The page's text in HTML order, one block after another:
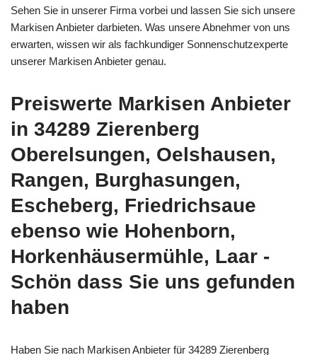
Sehen Sie in unserer Firma vorbei und lassen Sie sich unsere
Markisen Anbieter darbieten. Was unsere Abnehmer von uns
erwarten, wissen wir als fachkundiger Sonnenschutzexperte
unserer Markisen Anbieter genau.
Preiswerte Markisen Anbieter
in 34289 Zierenberg
Oberelsungen, Oelshausen,
Rangen, Burghasungen,
Escheberg, Friedrichsaue
ebenso wie Hohenborn,
Horkenhäusermühle, Laar -
Schön dass Sie uns gefunden
haben
Haben Sie nach Markisen Anbieter für 34289 Zierenberg